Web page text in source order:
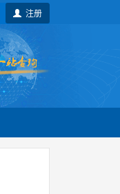
注册